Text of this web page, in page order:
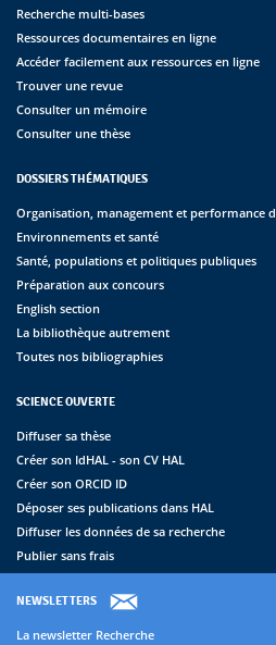
Recherche multi-bases
Ressources documentaires en ligne
Accéder facilement aux ressources en ligne
Trouver une revue
Consulter un mémoire
Consulter une thèse
DOSSIERS THÉMATIQUES
Organisation, management et performance
Environnements et santé
Santé, populations et politiques publiques
Préparation aux concours
English section
La bibliothèque autrement
Toutes nos bibliographies
SCIENCE OUVERTE
Diffuser sa thèse
Créer son IdHAL - son CV HAL
Créer son ORCID ID
Déposer ses publications dans HAL
Diffuser les données de sa recherche
Publier sans frais
NEWSLETTERS
La newsletter Recherche